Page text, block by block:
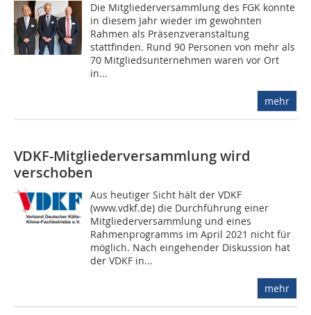
Die Mitgliederversammlung des FGK konnte
in diesem Jahr wieder im gewohnten
Rahmen als Präsenzveranstaltung
stattfinden. Rund 90 Personen von mehr als
70 Mitgliedsunternehmen waren vor Ort
in...
mehr
VDKF-Mitgliederversammlung wird
verschoben
Aus heutiger Sicht hält der VDKF
(www.vdkf.de) die Durchführung einer
Mitgliederversammlung und eines
Rahmenprogramms im April 2021 nicht für
möglich. Nach eingehender Diskussion hat
der VDKF in...
mehr